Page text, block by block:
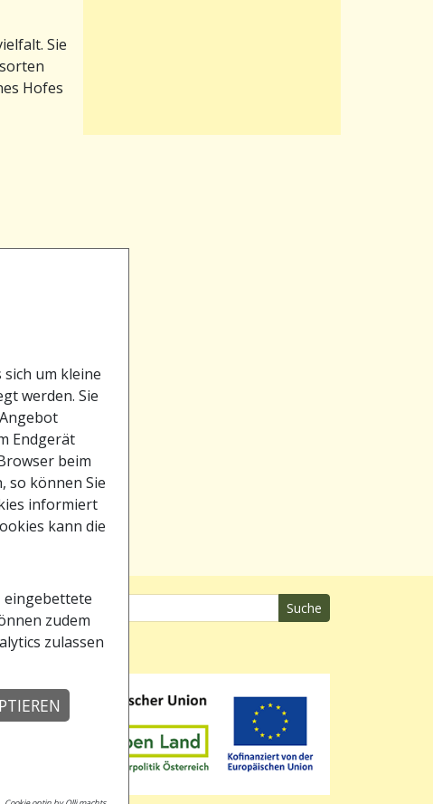
Sie
Hofes
Suche
um kleine
werden. Sie
Endgerät
beim
so können Sie
informiert
kann die
eingebettete
zudem
zulassen